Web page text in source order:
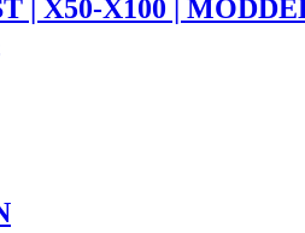
| X50-X100 |